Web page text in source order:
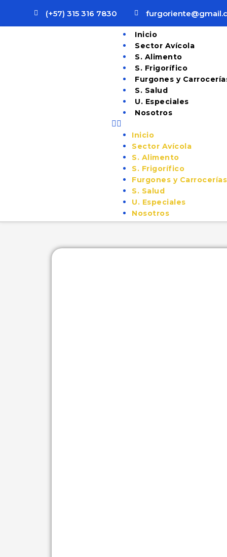
(+57) 315 316 7830
Inicio
Sector Avícola
S. Alimento
S. Frigorífico
Furgones y
S. Salud
U. Especiales
Nosotros
Inicio
Sector Avícola
S. Alimento
S. Frigorífico
Furgones y Carrocerías
S. Salud
U. Especiales
Nosotros